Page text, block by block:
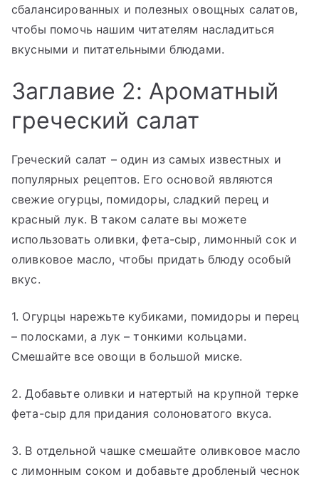
сбалансированных и полезных овощных салатов,
чтобы помочь нашим читателям насладиться
вкусными и питательными блюдами.
Заглавие 2: Ароматный
греческий салат
Греческий салат – один из самых известных и
популярных рецептов. Его основой являются
свежие огурцы, помидоры, сладкий перец и
красный лук. В таком салате вы можете
использовать оливки, фета-сыр, лимонный сок и
оливковое масло, чтобы придать блюду особый
вкус.
1. Огурцы нарежьте кубиками, помидоры и перец
– полосками, а лук – тонкими кольцами.
Смешайте все овощи в большой миске.
2. Добавьте оливки и натертый на крупной терке
фета-сыр для придания солоноватого вкуса.
3. В отдельной чашке смешайте оливковое масло
с лимонным соком и добавьте дробленый чеснок